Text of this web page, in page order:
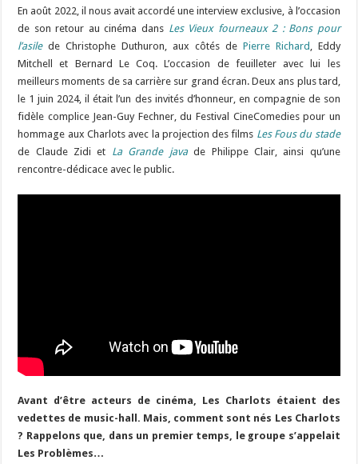
En août 2022, il nous avait accordé une interview exclusive, à l’occasion
de son retour au cinéma dans Les Vieux fourneaux 2 : Bons pour
l’asilede Christophe Duthuron, aux côtés de Pierre Richard , Eddy
Mitchell et Bernard Le Coq. L’occasion de feuilleter avec lui les
meilleurs moments de sa carrière sur grand écran. Deux ans plus tard,
le 1 juin 2024, il était l’un des invités d’honneur, en compagnie de son
fidèle complice Jean-Guy Fechner, du Festival CineComedies pour un
hommage aux Charlots avec la projection des films Les Fous du stade
de Claude Zidi et La Grande javade Philippe Clair, ainsi qu’une
rencontre-dédicace avec le public.
Avant d’être acteurs de cinéma, Les Charlots étaient des
vedettes de music-hall. Mais, comment sont nés Les Charlots
? Rappelons que, dans un premier temps, le groupe s’appelait
Les Problèmes…